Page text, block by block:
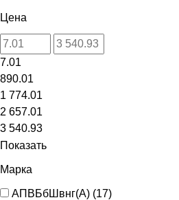
Цена
7.01
890.01
1 774.01
2 657.01
3 540.93
Показать
Марка
АПВБбШвнг(А) (17)